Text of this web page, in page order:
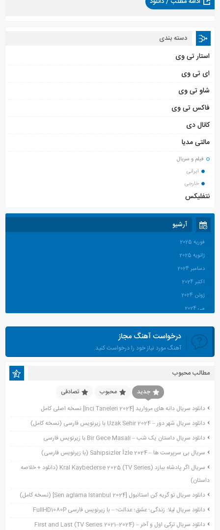
دسته بندی
استار تی وی
ای تی وی
شاو تی وی
فاکس تی وی
کانال دی
مالتی مدیا
فیلم و سریال
ایرانی
خارجی
نتفلیکس
آرشیو
فوریه 2025
ژانویه 2025
دسامبر 2024
اکتبر 2024
ژوئن 2024
می 2024
مارس 2024
ژانویه 2024
نوامبر 2023
آوریل 2023
نوامبر 2022
نوامبر 2021
اکتبر 2021
سپتامبر 2021
آگوست 2021
جولای 2021
ژوئن 2021
می 2021
درخواست آهنگ مجاز
آهنگ مورد نیاز خود را درخواست کنید.
مطالب محبوب
جدید محبوب
تصادفی
دانلود سریال دانه های مروارید [Inci Taneleri 2024] نسخه اصلی کامل
دانلود سریال شهر دور – Uzak Sehir 2024 با زیرنویس فارسی (نسخه کامل)
دانلود سریال داستان یک شب – Bir Gece Masali با زیرنویس فارسی
سریال بی سرپرست ها – Sahipsizler İzle 2024 (با زیرنویس فارسی)
سریال اگر پادشاه ببازد Kral Kaybederse 2025 (TV Series) (دانلود + خلاصه
داستان)
دانلود سریال تو گریه کن استانبول [Sen aglama Istanbul 2024] (نسخه کامل)
دانلود سریال لیلا: زندگی؛ عشق؛ عدالت؛ – با زیرنویس فارسی FullHD1080P
دانلود سریال ترکی اول و آخر – First and Last (TV Series 2021–2024)